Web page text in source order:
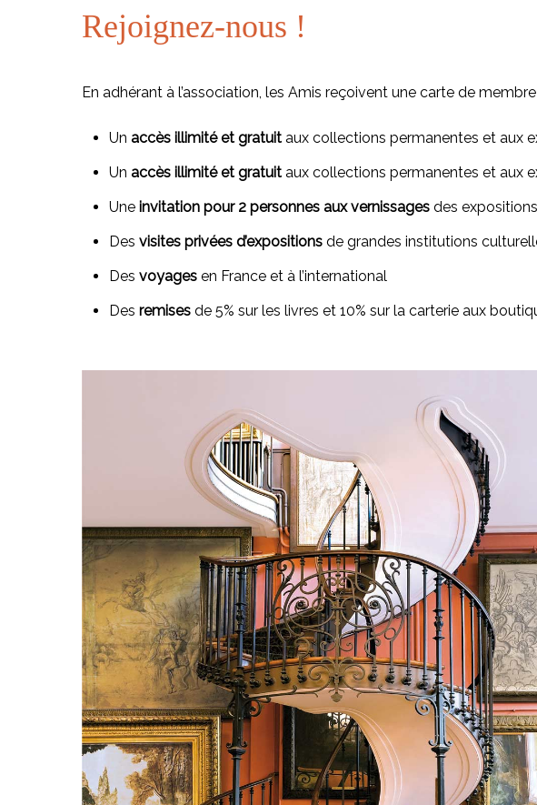
Rejoignez-nous !
En adhérant à l’association, les Amis reçoivent une carte de
Un accès illimité et gratuit aux collections permanentes et aux
Un accès illimité et gratuit aux collections permanentes et aux
Une invitation pour 2 personnes aux vernissages des
Des visites privées d’expositions de grandes institutions
Des voyages en France et à l’international
Des remises de 5% sur les livres et 10% sur la carterie aux